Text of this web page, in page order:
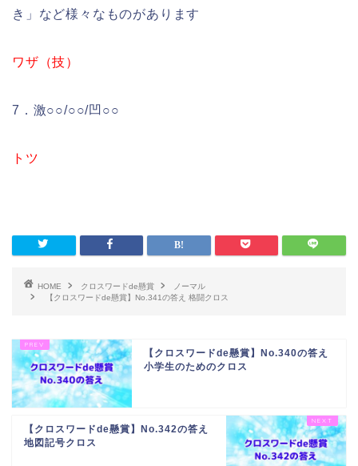
き」など様々なものがあります
ワザ（技）
7．激○○/○○/凹○○
トツ
HOME クロスワードde懸賞
ノーマル
【クロスワードde懸賞】No.341の答え 格闘クロス
【クロスワードde懸賞】No.340の答え
小学生のためのクロス
【クロスワードde懸賞】No.342の答え
地図記号クロス